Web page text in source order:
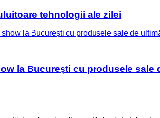
tehnologii ale zilei
la București cu produsele sale